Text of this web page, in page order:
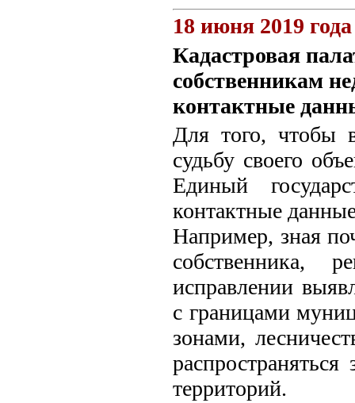
18 июня 2019 года
Кадастровая
собственникам
контактные
Для того, чтобы
судьбу своего
Единый
контактные
Например, зная
собственника,
исправлении
с границами
зонами,
территорий.